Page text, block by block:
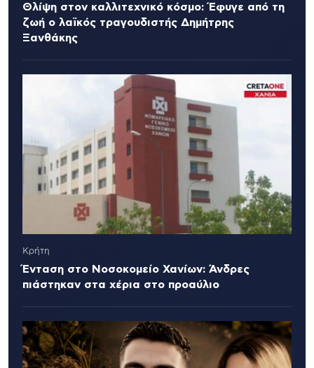
Θλίψη στον καλλιτεχνικό κόσμο: Έφυγε από τη
ζωή ο λαϊκός τραγουδιστής Δημήτρης
Ξανθάκης
Κρήτη
Ένταση στο Νοσοκομείο Χανίων: Άνδρες
πιάστηκαν στα χέρια στο προαύλιο